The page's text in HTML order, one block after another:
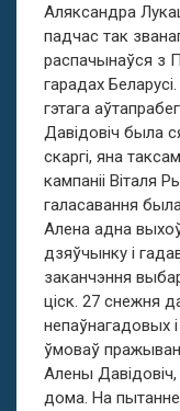
Аляксандра
падчас так
распачынаўся з
гарадах
гэтага
Давідовіч была
скаргі, яна
кампаніі Віталя
галасавання
Алена адна
дзяўчынку і
заканчэння
ціск. 27 снежня
непаўнагадовых
ўмоваў
Алены
дома. На